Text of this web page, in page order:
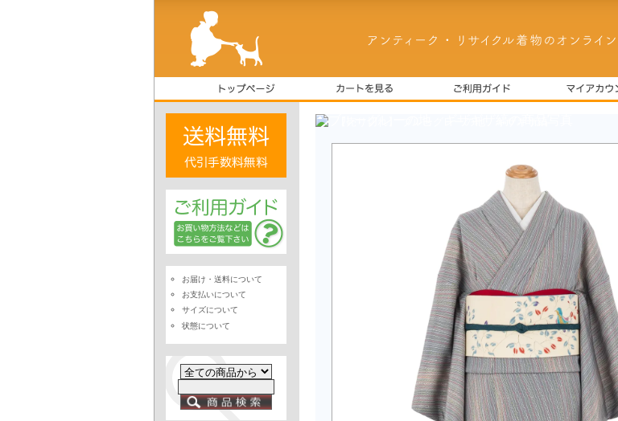
お届け・送料について
お支払いについて
サイズについて
状態について